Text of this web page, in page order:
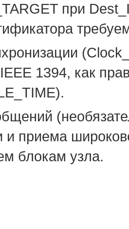
при
1394, как
и приема
блокам узла.